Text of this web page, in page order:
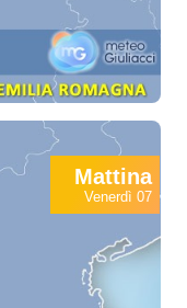
Mattina
Venerdì 07